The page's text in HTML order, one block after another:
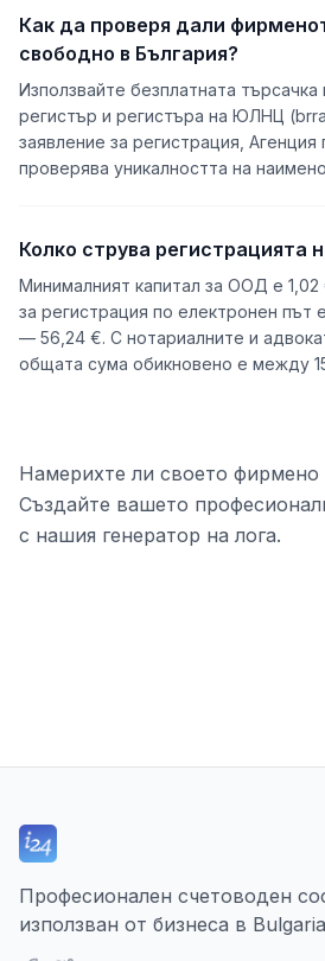
Как да проверя дали
свободно в България?
Използвайте безплатната търсачка
регистър и регистъра на ЮЛНЦ
заявление за регистрация, Агенция
проверява уникалността на
Колко струва регистрацията
Минималният капитал за ООД е
за регистрация по електронен път
— 56,24 €. С нотариалните и
общата сума обикновено е между
Намерихте ли своето фирмено
Създайте вашето
с нашия генератор на лога.
Професионален счетоводен
използван от бизнеса в